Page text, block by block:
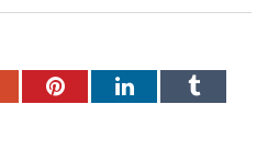
PinterestLinkedInTumblr